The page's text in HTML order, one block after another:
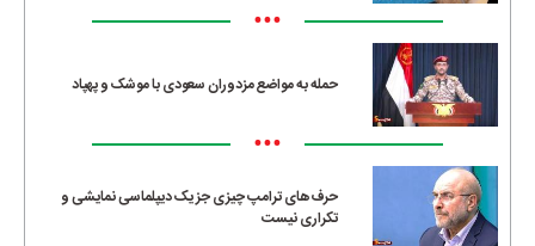
•••
حمله به مواضع مزدوران سعودی با موشک و پهپاد
•••
حرف‌های ترامپ چیزی جز یک دیپلماسی نمایشی و
تکراری نیست